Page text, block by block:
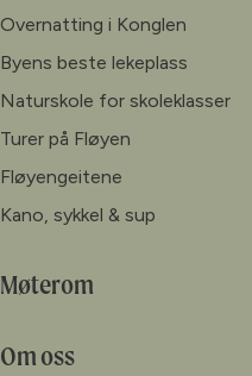
Overnatting i Konglen
Byens beste lekeplass
Naturskole for skoleklasser
Turer på Fløyen
Fløyengeitene
Kano, sykkel & sup
Møterom
Om oss